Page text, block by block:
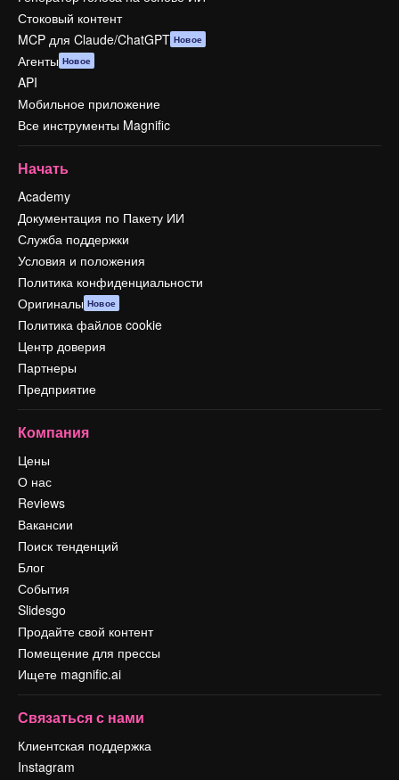
Стоковый контент
MCP для Claude/ChatGPT Новое
Агенты Новое
API
Мобильное приложение
Все инструменты Magnific
Начать
Academy
Документация по Пакету ИИ
Служба поддержки
Условия и положения
Политика конфиденциальности
Оригиналы Новое
Политика файлов cookie
Центр доверия
Партнеры
Предприятие
Компания
Цены
О нас
Reviews
Вакансии
Поиск тенденций
Блог
События
Slidesgo
Продайте свой контент
Помещение для прессы
Ищете magnific.ai
Связаться с нами
Клиентская поддержка
Instagram